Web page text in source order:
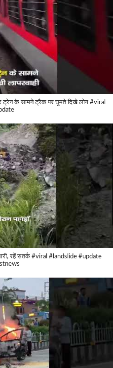
ट्रेन के सामने ट्रैक पर घूमते दिखे लोग #viral
रहें सतर्क #viral #landslide #update